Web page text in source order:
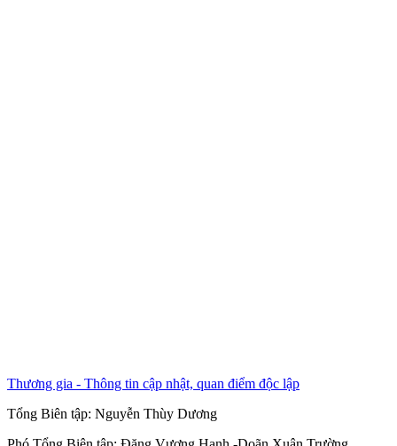
Thương gia - Thông tin cập nhật, quan điểm độc lập
Tổng Biên tập: Nguyễn Thùy Dương